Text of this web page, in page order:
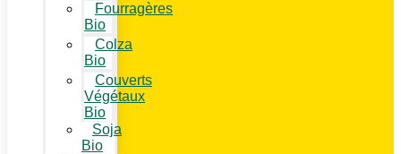
Fourragères
Bio
Colza
Bio
Couverts
Végétaux
Bio
Soja
Bio